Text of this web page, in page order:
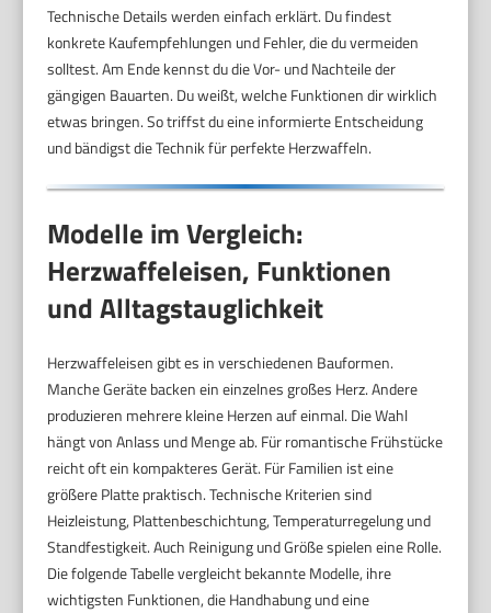
Technische Details werden einfach erklärt. Du findest
konkrete Kaufempfehlungen und Fehler, die du vermeiden
solltest. Am Ende kennst du die Vor- und Nachteile der
gängigen Bauarten. Du weißt, welche Funktionen dir wirklich
etwas bringen. So triffst du eine informierte Entscheidung
und bändigst die Technik für perfekte Herzwaffeln.
Modelle im Vergleich:
Herzwaffeleisen, Funktionen
und Alltagstauglichkeit
Herzwaffeleisen gibt es in verschiedenen Bauformen.
Manche Geräte backen ein einzelnes großes Herz. Andere
produzieren mehrere kleine Herzen auf einmal. Die Wahl
hängt von Anlass und Menge ab. Für romantische Frühstücke
reicht oft ein kompakteres Gerät. Für Familien ist eine
größere Platte praktisch. Technische Kriterien sind
Heizleistung, Plattenbeschichtung, Temperaturregelung und
Standfestigkeit. Auch Reinigung und Größe spielen eine Rolle.
Die folgende Tabelle vergleicht bekannte Modelle, ihre
wichtigsten Funktionen, die Handhabung und eine